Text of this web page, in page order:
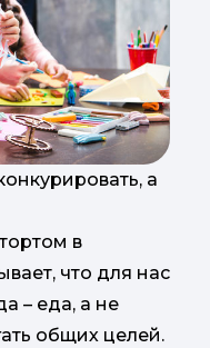
а
в
что для нас
– еда, а не
общих целей.